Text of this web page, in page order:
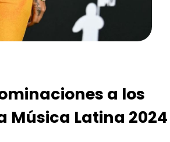
a los
Música Latina 2024